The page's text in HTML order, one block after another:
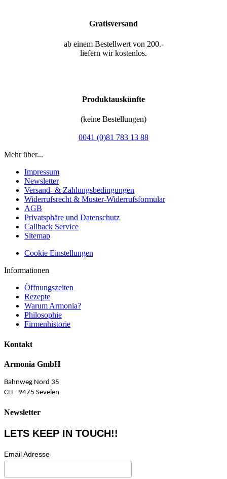
Gratisversand
ab einem Bestellwert von 200.-
liefern wir kostenlos.
Produktauskünfte
(keine Bestellungen)
0041 (0)81 783 13 88
Mehr über...
Impressum
Newsletter
Versand- & Zahlungsbedingungen
Widerrufsrecht & Muster-Widerrufsformular
AGB
Privatsphäre und Datenschutz
Callback Service
Sitemap
Cookie Einstellungen
Informationen
Öffnungszeiten
Rezepte
Warum Armonia?
Philosophie
Firmenhistorie
Kontakt
Armonia GmbH
Bahnweg Nord 35
CH - 9475 Sevelen
Newsletter
LETS KEEP IN TOUCH!!
Email Adresse